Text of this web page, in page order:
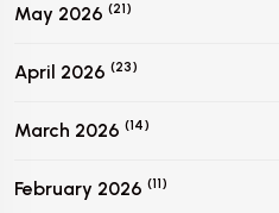
May 2026 (21)
April 2026 (23)
March 2026 (14)
February 2026 (11)